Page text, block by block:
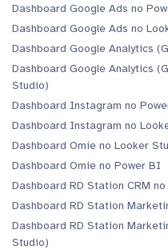
Dashboard Google Ads no
Dashboard Google Ads no
Dashboard Google Analytics
Dashboard Google Analytics
Studio)
Dashboard Instagram no
Dashboard Instagram no
Dashboard Omie no Looker
Dashboard Omie no Power BI
Dashboard RD Station CRM
Dashboard RD Station
Dashboard RD Station
Studio)